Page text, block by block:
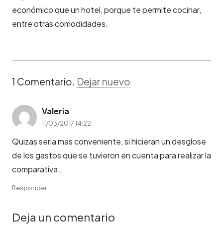
económico que un hotel, porque te permite cocinar,
entre otras comodidades.
1 Comentario. Dejar nuevo
Valeria
11/03/2017 14:22
Quizas seria mas conveniente, si hicieran un desglose
de los gastos que se tuvieron en cuenta para realizar la
comparativa…
Responder
Deja un comentario